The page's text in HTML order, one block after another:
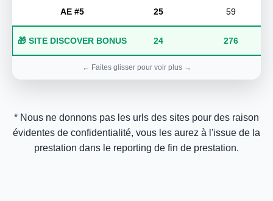
AE #5 25 59
🎁 SITE DISCOVER BONUS 24 276
* Nous ne donnons pas les urls des sites pour des raison
évidentes de confidentialité, vous les aurez à l'issue de la
prestation dans le reporting de fin de prestation.